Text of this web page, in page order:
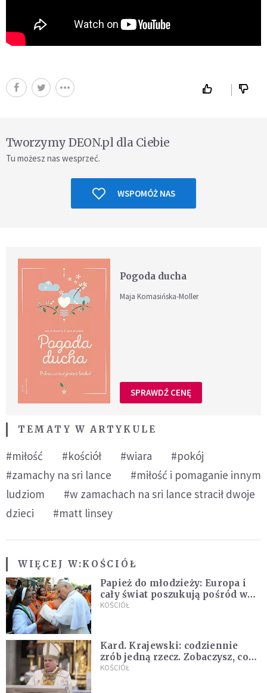
Tworzymy DEON.pl dla Ciebie
Tu możesz nas wesprzeć.
WSPOMÓŻ NAS
Pogoda ducha
Maja Komasińska-Moller
SPRAWDŹ CENĘ
TEMATY W ARTYKULE
#miłość #kościół #wiara
#pokój
#zamachy na sri lance
#miłość i pomaganie innym
ludziom
#w zamachach na sri lance stracił dwoje
dzieci
#matt linsey
WIĘCEJ W:KOŚCIÓŁ
Papież do młodzieży: Europa i
cały świat poszukują pośród was
nowych świętych
KOŚCIÓŁ
Kard. Krajewski: codziennie
zrób jedną rzecz. Zobaczysz, co
stanie się z twoim życiem
KOŚCIÓŁ